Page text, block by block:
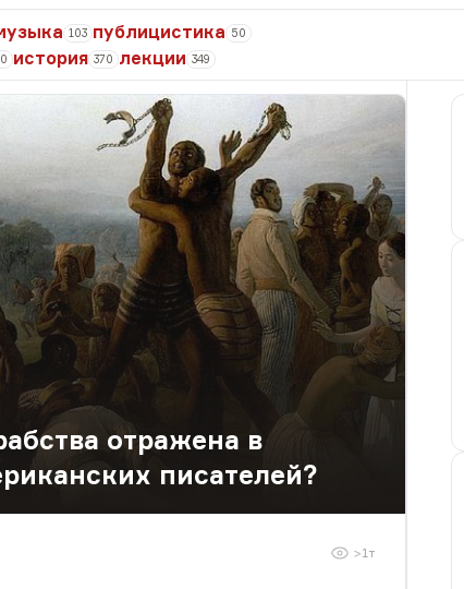
103 публицистика 50
история 370 лекции 349
отражена в
писателей?
>1т